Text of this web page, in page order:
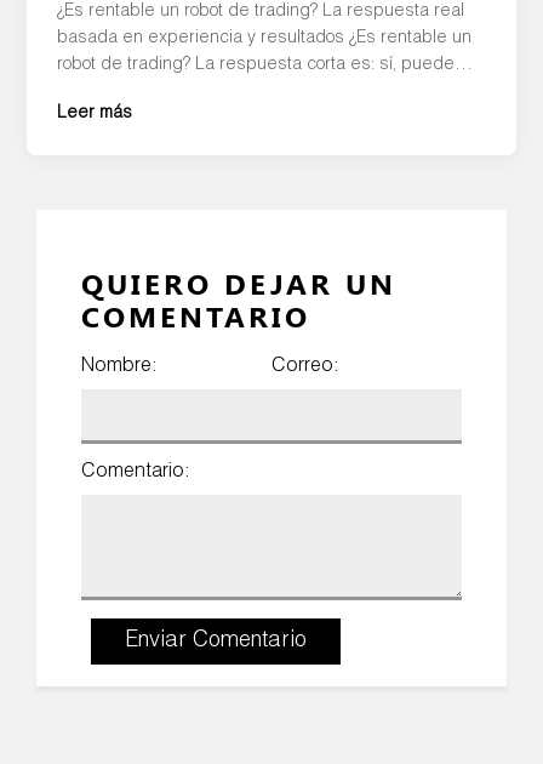
¿Es rentable un robot de trading? La respuesta real
basada en experiencia y resultados ¿Es rentable un
robot de trading? La respuesta corta es: sí, puede
imaginan. La rentabilidad depende de múltiples
Leer más
QUIERO DEJAR UN
COMENTARIO
Nombre: Correo:
Comentario:
Enviar Comentario